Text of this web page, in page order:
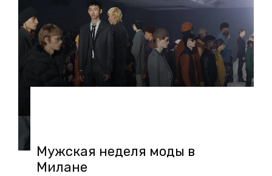
Мужская неделя моды в
Милане